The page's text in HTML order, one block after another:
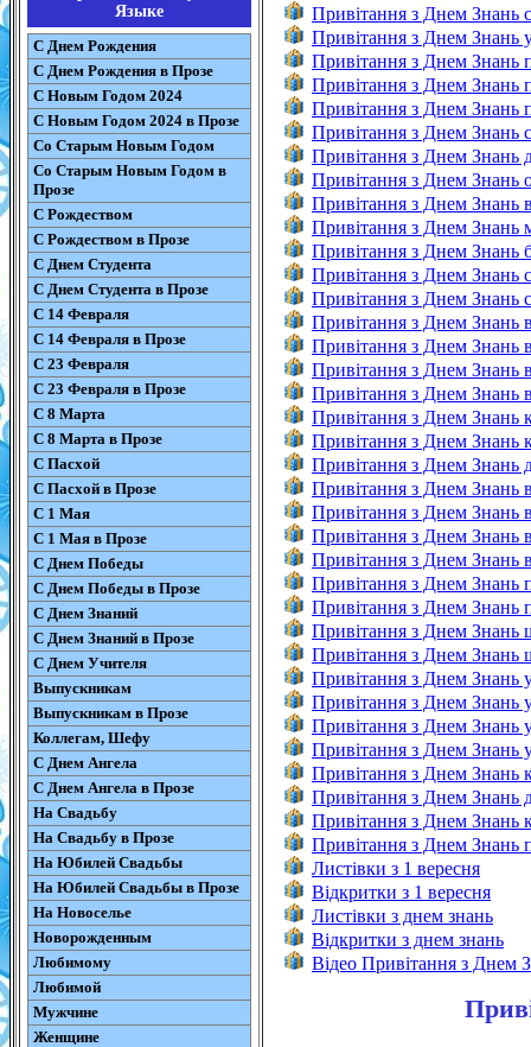
Языке
С Днем Рождения
С Днем Рождения в Прозе
С Новым Годом 2024
С Новым Годом 2024 в Прозе
Со Старым Новым Годом
Со Старым Новым Годом в
Прозе
С Рождеством
С Рождеством в Прозе
С Днем Студента
С Днем Студента в Прозе
С 14 Февраля
С 14 Февраля в Прозе
С 23 Февраля
С 23 Февраля в Прозе
С 8 Марта
С 8 Марта в Прозе
С Пасхой
С Пасхой в Прозе
С 1 Мая
С 1 Мая в Прозе
С Днем Победы
С Днем Победы в Прозе
С Днем Знаний
С Днем Знаний в Прозе
С Днем Учителя
Выпускникам
Выпускникам в Прозе
Коллегам, Шефу
С Днем Ангела
С Днем Ангела в Прозе
На Свадьбу
На Свадьбу в Прозе
На Юбилей Свадьбы
На Юбилей Свадьбы в Прозе
На Новоселье
Новорожденным
Любимому
Любимой
Мужчине
Женщине
Привітання з Днем Знань
Привітання з Днем Знань
Привітання з Днем Знань
Привітання з Днем Знань
Привітання з Днем Знань
Привітання з Днем Знань
Привітання з Днем Знань
Привітання з Днем Знань
Привітання з Днем Знань
Привітання з Днем Знань
Привітання з Днем Знань
Привітання з Днем Знань
Привітання з Днем Знань
Привітання з Днем Знань
Привітання з Днем Знань
Привітання з Днем Знань
Привітання з Днем Знань
Привітання з Днем Знань
Привітання з Днем Знань
Привітання з Днем Знань
Привітання з Днем Знань
Привітання з Днем Знань
Привітання з Днем Знань
Привітання з Днем Знань
Привітання з Днем Знань
Привітання з Днем Знань
Привітання з Днем Знань
Привітання з Днем Знань
Привітання з Днем Знань
Привітання з Днем Знань
Привітання з Днем Знань
Привітання з Днем Знань
Привітання з Днем Знань
Привітання з Днем Знань
Привітання з Днем Знань
Привітання з Днем Знань
Листівки з 1 вересня
Відкритки з 1 вересня
Листівки з днем знань
Відкритки з днем знань
Відео Привітання з Днем